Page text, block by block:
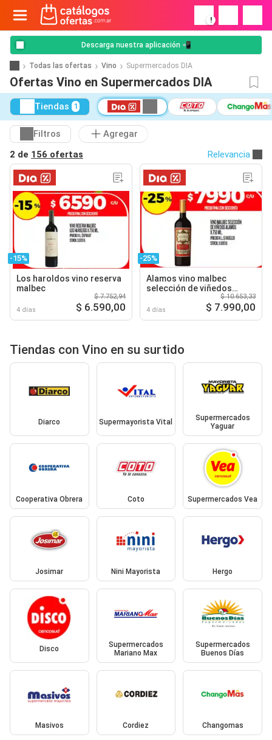
!
Descarga nuestra aplicación 📲
Todas las ofertas Vino Supermercados DIA
Ofertas Vino en Supermercados DIA
Tiendas 1
Filtros
Agregar
2 de 156 ofertas Relevancia
-15%
Los haroldos vino reserva
malbec
4 días
$ 7.752,94
$ 6.590,00
-25%
Alamos vino malbec
selección de viñedos
4 días
$ 10.653,33
$ 7.990,00
Tiendas con Vino en su surtido
Diarco Supermayorista Vital
Supermercados
Yaguar
Cooperativa Obrera Coto Supermercados Vea
Josimar Nini Mayorista Hergo
Disco
Supermercados
Mariano Max
Supermercados
Buenos Días
Masivos Cordiez Changomas